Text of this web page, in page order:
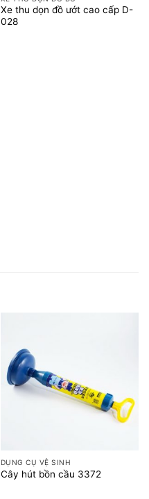
Xe thu dọn đồ ướt cao cấp D-
028
DỤNG CỤ VỆ SINH
Cây hút bồn cầu 3372